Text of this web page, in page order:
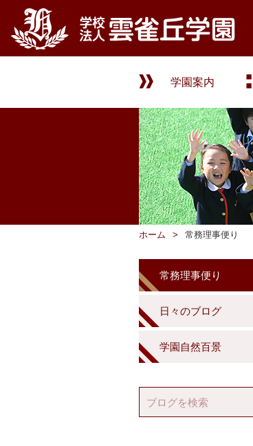
学園案内
ホーム 常務理事便り
常務理事便り
日々のブログ
学園自然百景